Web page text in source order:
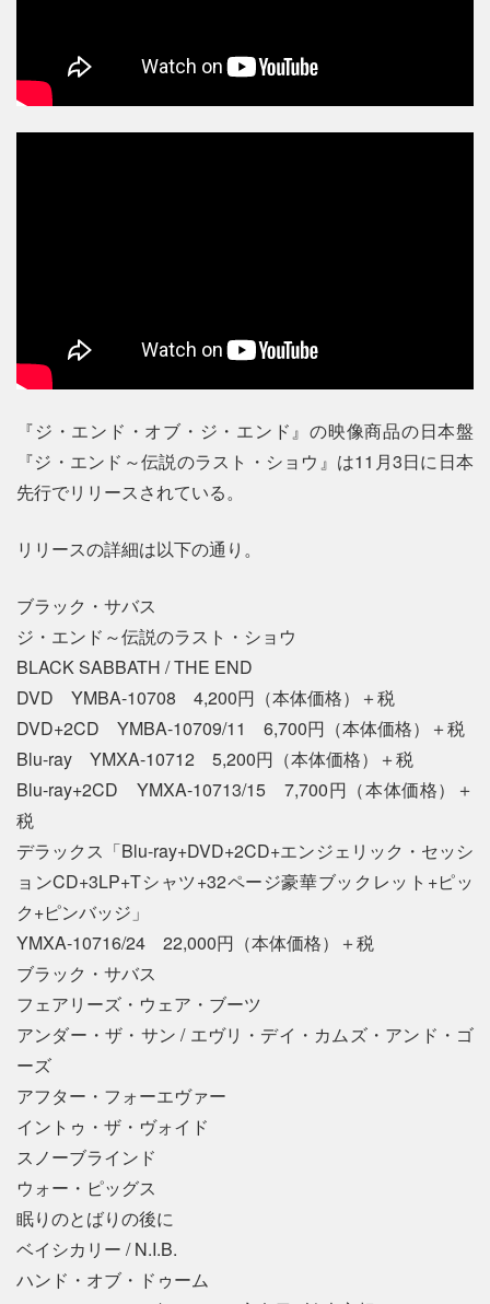
『ジ・エンド・オブ・ジ・エンド』の映像商品の日本盤
『ジ・エンド～伝説のラスト・ショウ』は11月3日に日本
先行でリリースされている。
リリースの詳細は以下の通り。
ブラック・サバス
ジ・エンド～伝説のラスト・ショウ
BLACK SABBATH / THE END
DVD YMBA-10708 4,200円（本体価格）＋税
DVD+2CD YMBA-10709/11 6,700円（本体価格）＋税
Blu-ray YMXA-10712 5,200円（本体価格）＋税
Blu-ray+2CD YMXA-10713/15 7,700円（本体価格）＋
税
デラックス「Blu-ray+DVD+2CD+エンジェリック・セッシ
ョンCD+3LP+Tシャツ+32ページ豪華ブックレット+ピッ
ク+ピンバッジ」
YMXA-10716/24 22,000円（本体価格）＋税
ブラック・サバス
フェアリーズ・ウェア・ブーツ
アンダー・ザ・サン / エヴリ・デイ・カムズ・アンド・ゴ
ーズ
アフター・フォーエヴァー
イントゥ・ザ・ヴォイド
スノーブラインド
ウォー・ピッグス
眠りのとばりの後に
ベイシカリー / N.I.B.
ハンド・オブ・ドゥーム